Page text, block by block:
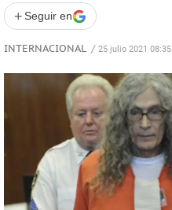
+ Seguir en
INTERNACIONAL / 25 julio 2021 08:35